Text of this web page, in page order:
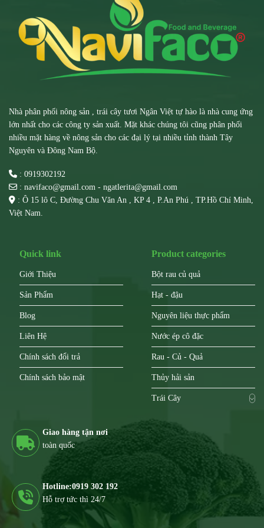
Nhà phân phối nông sản , trái cây tươi Ngân Việt tự hào là nhà cung ứng
lớn nhất cho các công ty sản xuất. Mặt khác chúng tôi cũng phân phối
nhiều mặt hàng về nông sản cho các đại lý tại nhiều tỉnh thành Tây
Nguyên và Đông Nam Bộ.
: 0919302192
: navifaco@gmail.com - ngatlerita@gmail.com
: Ô 15 lô C, Đường Chu Văn An , KP 4 , P.An Phú , TP.Hồ Chí Minh,
Việt Nam.
Quick link
Giới Thiệu
Sản Phẩm
Blog
Liên Hệ
Chính sách đổi trả
Chính sách bảo mật
Product categories
Bột rau củ quả
Hạt - đậu
Nguyên liệu thực phẩm
Nước ép cô đặc
Rau - Củ - Quả
Thủy hải sản
Trái Cây
Giao hàng tận nơi
toàn quốc
Hotline:0919 302 192
Hỗ trợ tức thì 24/7